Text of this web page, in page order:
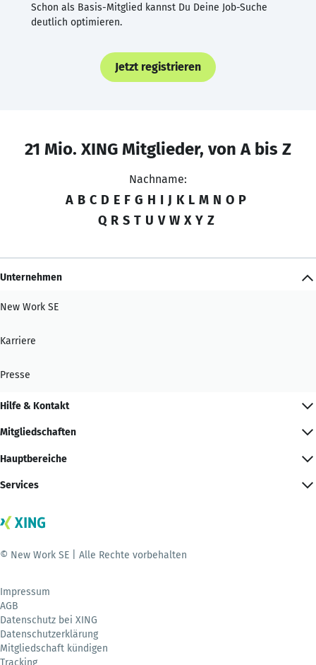
Schon als Basis-Mitglied kannst Du Deine Job-Suche
deutlich optimieren.
Jetzt registrieren
21 Mio. XING Mitglieder, von A bis Z
Nachname:
A B C D E F G H I J K L M N O P
Q R S T U V W X Y Z
Unternehmen
New Work SE
Karriere
Presse
Hilfe & Kontakt
Mitgliedschaften
Hauptbereiche
Services
© New Work SE | Alle Rechte vorbehalten
Impressum
AGB
Datenschutz bei XING
Datenschutzerklärung
Mitgliedschaft kündigen
Tracking